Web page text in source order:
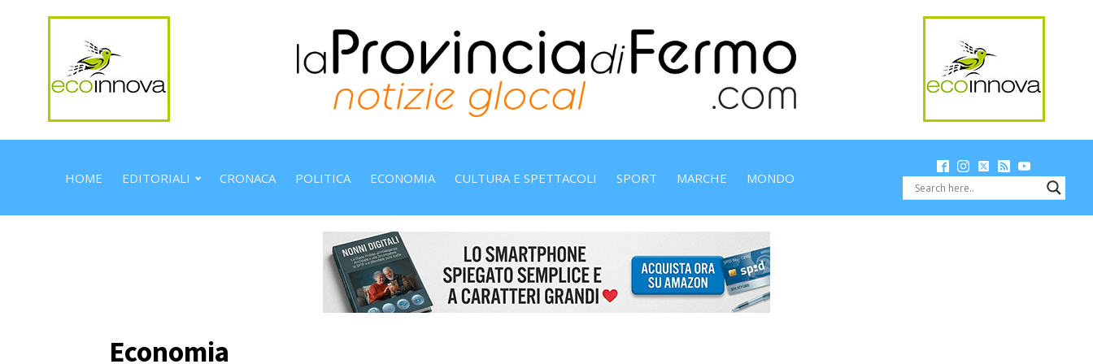
HOME EDITORIALI CRONACA POLITICA ECONOMIA CULTURA E SPETTACOLI SPORT MARCHE MONDO
Economia